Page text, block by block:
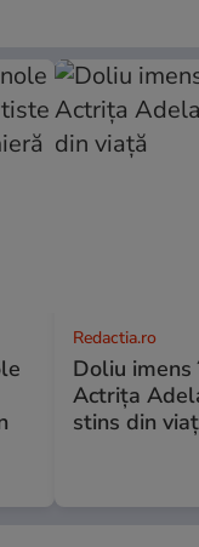
Redactia.ro
Doliu
Actrița
stins din